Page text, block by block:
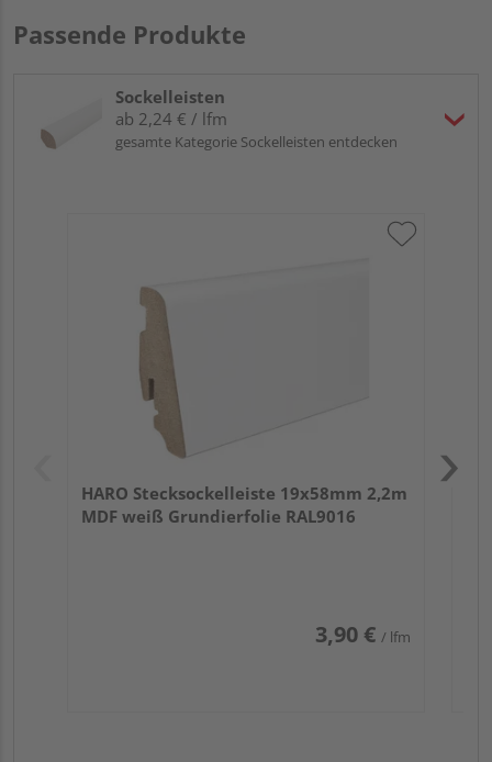
Passende Produkte
Sockelleisten
ab 2,24 € / lfm
gesamte Kategorie Sockelleisten entdecken
HARO Stecksockelleiste 19x58mm 2,2m
MDF weiß Grundierfolie RAL9016
3,90 € / lfm